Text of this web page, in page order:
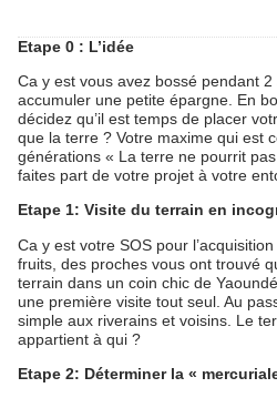
Etape 0 : L’idée
Ca y est vous avez bossé pendant
accumuler une petite épargne. En
décidez qu’il est temps de placer
que la terre ? Votre maxime qui est
générations « La terre ne pourrit
faites part de votre projet à votre
Etape 1: Visite du terrain en
Ca y est votre SOS pour
fruits, des proches vous ont trouvé
terrain dans un coin chic de
une première visite tout seul. Au
simple aux riverains et voisins. Le
appartient à qui ?
Etape 2: Déterminer la «